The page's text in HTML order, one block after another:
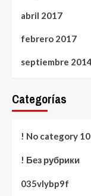
abril 2017
febrero 2017
septiembre 2014
Categorías
! No category
! Без рубрики
035vlybp9f